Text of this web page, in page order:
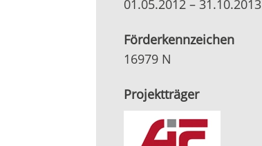
01.05.2012 – 31.10.2013
Förderkennzeichen
16979 N
Projektträger